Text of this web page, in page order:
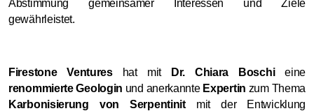
Abstimmung gemeinsamer Interessen und Ziele
gewährleistet.
Firestone Ventures hat mit Dr. Chiara Boschieine
renommierte Geologin und anerkannte Expertin zum Thema
Karbonisierung von Serpentinitmit der Entwicklung